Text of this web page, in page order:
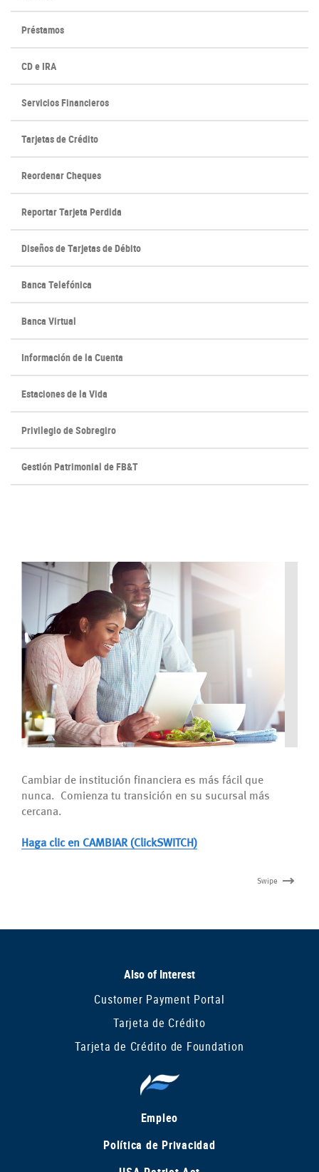
Préstamos
CD e IRA
Servicios Financieros
Tarjetas de Crédito
Reordenar Cheques(Opens
new
Window)
(Opens
new
Window)
Reportar Tarjeta Perdida
Diseños de Tarjetas de Débito
Banca Telefónica
Banca Virtual
Información de la Cuenta
Estaciones de la Vida
Privilegio de Sobregiro
Gestión Patrimonial de FB&T
Cambiar de institución financiera es más fácil que
nunca. Comienza tu transición en su sucursal más
cercana.
Haga clic en CAMBIAR (ClickSWITCH)
Swipe
Also of Interest
Customer Payment Portal
Tarjeta de Crédito
Tarjeta de Crédito de Foundation
Empleo
Política de Privacidad